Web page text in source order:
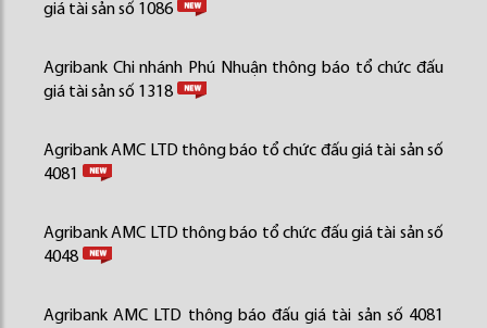
giá tài sản số 1086
Agribank Chi nhánh Phú Nhuận thông báo tổ chức đấu
giá tài sản số 1318
Agribank AMC LTD thông báo tổ chức đấu giá tài sản số
4081
Agribank AMC LTD thông báo tổ chức đấu giá tài sản số
4048
Agribank AMC LTD thông báo đấu giá tài sản số 4081